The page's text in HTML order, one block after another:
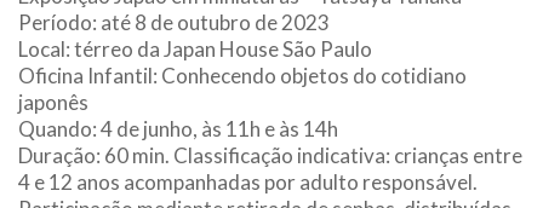
Período: até 8 de outubro de 2023
Local: térreo da Japan House São Paulo
Oficina Infantil: Conhecendo objetos do cotidiano
japonês
Quando: 4 de junho, às 11h e às 14h
Duração: 60 min. Classificação indicativa: crianças entre
4 e 12 anos acompanhadas por adulto responsável.